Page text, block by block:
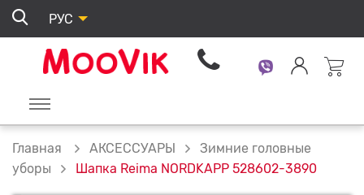
РУС
Главная АКСЕССУАРЫ
Зимние головные
уборы
Шапка Reima NORDKAPP 528602-3890